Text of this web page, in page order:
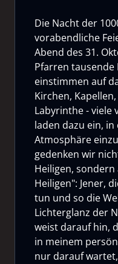
Die Nacht der
vorabendliche
Abend des 31.
Pfarren tausende
einstimmen auf
Kirchen,
Labyrinthe - viele
laden dazu ein,
Atmosphäre
gedenken wir
Heiligen,
Heiligen": Jener,
tun und so die
Lichterglanz der
weist darauf hin,
in meinem
nur darauf